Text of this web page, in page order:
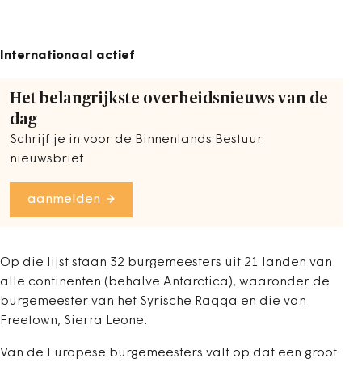
Internationaal actief
Het belangrijkste overheidsnieuws van de
dag
Schrijf je in voor de Binnenlands Bestuur
nieuwsbrief
aanmelden
Op die lijst staan 32 burgemeesters uit 21 landen van
alle continenten (behalve Antarctica), waaronder de
burgemeester van het Syrische Raqqa en die van
Freetown, Sierra Leone.
Van de Europese burgemeesters valt op dat een groot